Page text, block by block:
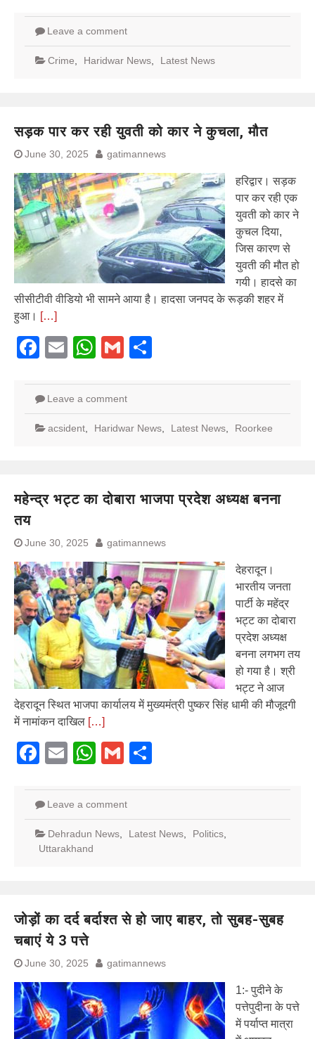
Leave a comment
Crime Haridwar News Latest News
सड़क पार कर रही युवती को कार ने कुचला, मौत
June 30, 2025 gatimannews
हरिद्वार। सड़क
पार कर रही एक
युवती को कार ने
कुचल दिया,
जिस कारण से
युवती की मौत हो
गयी। हादसे का
सीसीटीवी वीडियो भी सामने आया है। हादसा जनपद के रूड़की शहर में
हुआ। […]
Facebook
EmailWhatsApp
Gmail
Leave a comment
acsident Haridwar News Latest News Roorkee
महेन्द्र भट्ट का दोबारा भाजपा प्रदेश अध्यक्ष बनना
तय
June 30, 2025 gatimannews
देहरादून।
भारतीय जनता
पार्टी के महेंद्र
भट्ट का दोबारा
प्रदेश अध्यक्ष
बनना लगभग तय
हो गया है। श्री
भट्ट ने आज
देहरादून स्थित भाजपा कार्यालय में मुख्यमंत्री पुष्कर सिंह धामी की मौजूदगी
में नामांकन दाखिल […]
Facebook
EmailWhatsApp
Gmail
Leave a comment
Dehradun News Latest News Politics
Uttarakhand
जोड़ों का दर्द बर्दाश्त से हो जाए बाहर, तो सुबह-सुबह
चबाएं ये 3 पत्ते
June 30, 2025 gatimannews
1:- पुदीने के
पत्तेपुदीना के पत्ते
में पर्याप्त मात्रा